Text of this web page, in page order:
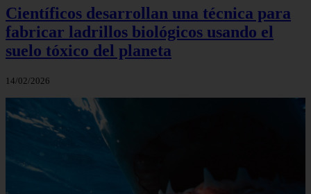
Científicos desarrollan una técnica para
fabricar ladrillos biológicos usando el
suelo tóxico del planeta
14/02/2026